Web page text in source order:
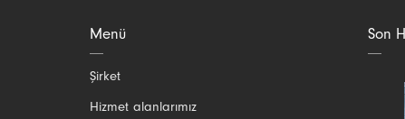
Menü
Gezinmeyi
Şirket
Hizmet alanlarımız
Son